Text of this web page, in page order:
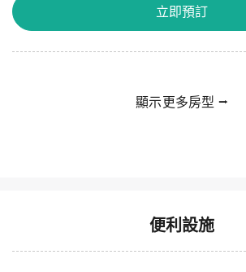
立即預訂
顯示更多房型 ⭢
便利設施